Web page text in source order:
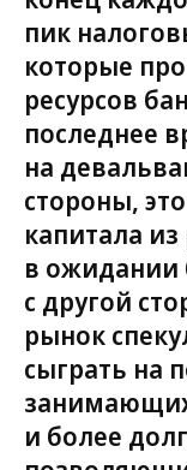
пик
которые
ресурсов
последнее
на
стороны,
капитала
в ожидании
с другой
рынок
сыграть на
занимающих
и более